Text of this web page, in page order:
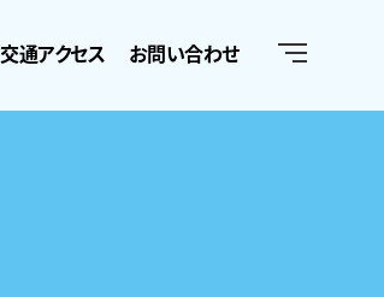
交通アクセス お問い合わせ